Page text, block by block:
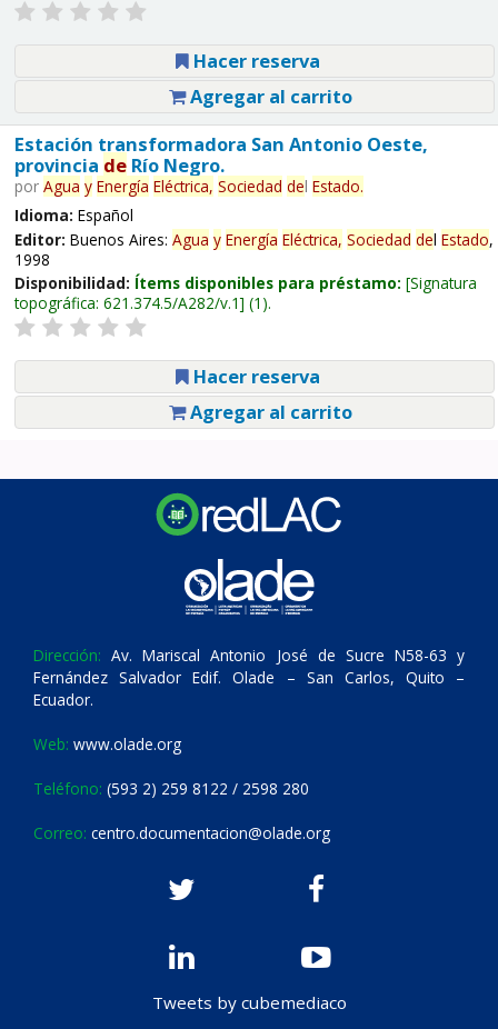
Hacer reserva
Agregar al carrito
Estación transformadora San Antonio Oeste,
provincia deRío Negro.
por Agua y Energía Eléctrica, Sociedad del Estado.
Idioma: Español
Editor: Buenos Aires: Agua y Energía Eléctrica, Sociedad del Estado,
1998
Disponibilidad: Ítems disponibles para préstamo: Signatura
topográfica: 621.374.5/A282/v.1 (1).
Hacer reserva
Agregar al carrito
Dirección: Av. Mariscal Antonio José de Sucre N58-63 y
Fernández Salvador Edif. Olade – San Carlos, Quito –
Ecuador.
Web: www.olade.org
Teléfono: (593 2) 259 8122 / 2598 280
Correo: centro.documentacion@olade.org
Tweets by cubemediaco